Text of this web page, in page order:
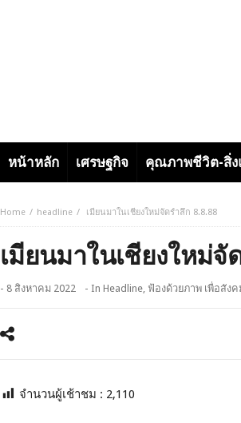
หน้าหลัก เศรษฐกิจ คุณภาพชีวิต-สิ่ง
Home headline เมียนมาในเชียงใหม่จัดรำลึก 8.8.88
เมียนมาในเชียงใหม่จั
- 8 สิงหาคม 2022 - In Headline, ฟ้องด้วยภาพ เพื่อสัง
จำนวนผู้เช้าชม : 2,110